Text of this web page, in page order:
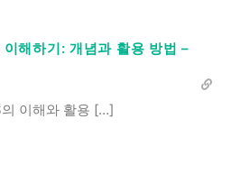
해하기: 개념과 활용 방법 –
이해와 활용 […]